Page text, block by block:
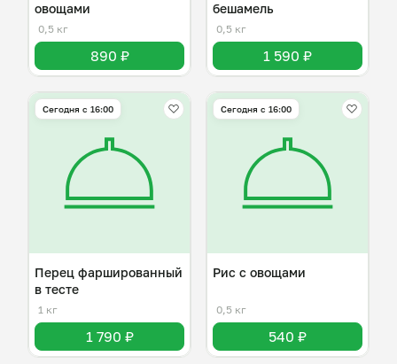
овощами
0,5 кг
890 ₽
бешамель
0,5 кг
1 590 ₽
Сегодня с 16:00
Перец фаршированный
в тесте
1 кг
1 790 ₽
Сегодня с 16:00
Рис с овощами
0,5 кг
540 ₽